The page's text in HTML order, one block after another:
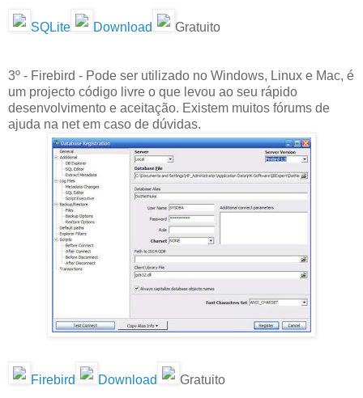
SQLite Download Gratuito
3º - Firebird - Pode ser utilizado no Windows, Linux e Mac, é
um projecto código livre o que levou ao seu rápido
desenvolvimento e aceitação. Existem muitos fórums de
ajuda na net em caso de dúvidas.
Firebird Download Gratuito